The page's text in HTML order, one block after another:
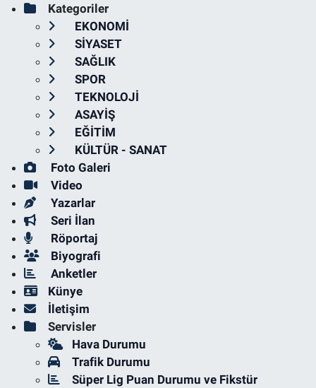
Kategoriler
EKONOMİ
SİYASET
SAĞLIK
SPOR
TEKNOLOJİ
ASAYİŞ
EĞİTİM
KÜLTÜR - SANAT
Foto Galeri
Video
Yazarlar
Seri İlan
Röportaj
Biyografi
Anketler
Künye
İletişim
Servisler
Hava Durumu
Trafik Durumu
Süper Lig Puan Durumu ve Fikstür